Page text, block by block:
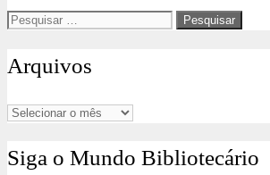
Pesquisar
Arquivos
Arquivos
Siga o Mundo Bibliotecário